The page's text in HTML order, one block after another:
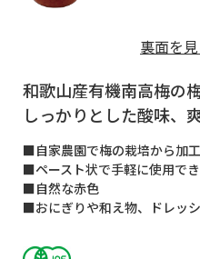
裏面を
和歌山産有機南高梅の
しっかりとした酸味、
■自家農園で梅の栽培から加
■ペースト状で手軽に使用で
■自然な赤色
■おにぎりや和え物、ドレッ